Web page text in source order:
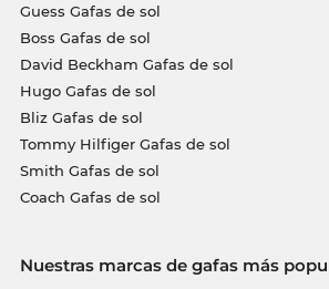
Guess Gafas de sol
Boss Gafas de sol
David Beckham Gafas de sol
Hugo Gafas de sol
Bliz Gafas de sol
Tommy Hilfiger Gafas de sol
Smith Gafas de sol
Coach Gafas de sol
Nuestras marcas de gafas más